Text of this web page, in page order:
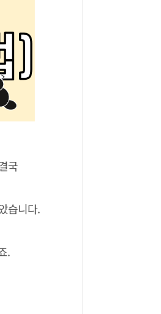
국
습니다.
.